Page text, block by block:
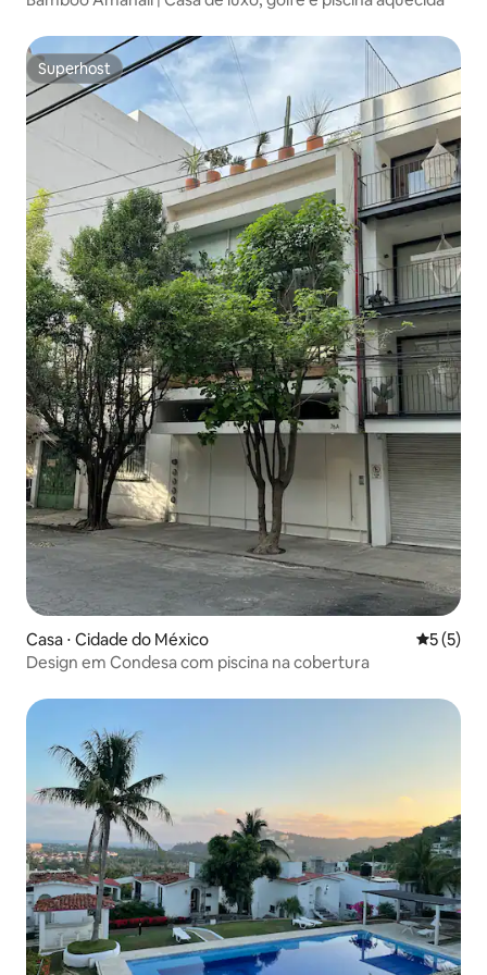
Superhost
Superhost
Casa ⋅ Cidade do México 5 de
5 (5)
Design em Condesa com piscina na cobertura